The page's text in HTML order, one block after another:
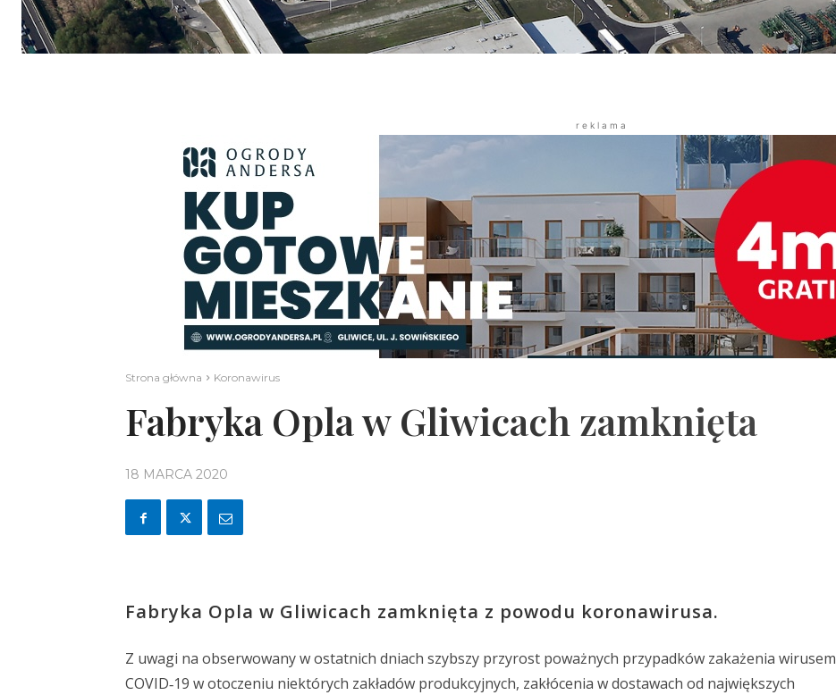
r e k l a m a
Strona główna Koronawirus
Fabryka Opla w Gliwicach zamknięta
18 MARCA 2020
Fabryka Opla w Gliwicach zamknięta z powodu koronawirusa.
Z uwagi na obserwowany w ostatnich dniach szybszy przyrost poważnych przypadków zakażenia wirusem
COVID‑19 w otoczeniu niektórych zakładów produkcyjnych, zakłócenia w dostawach od największych